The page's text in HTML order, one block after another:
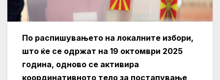
По распишувањето на локалните избори,
што ќе се одржат на 19 октомври 2025
година, одново се активира
координативното тело за постапување